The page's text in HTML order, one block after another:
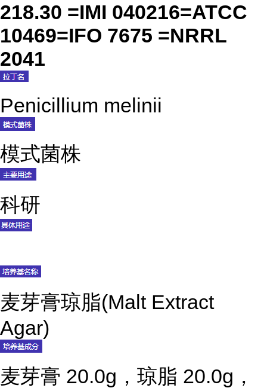
218.30 =IMI 040216=ATCC
10469=IFO 7675 =NRRL
2041
Penicillium melinii
模式菌株
科研
麦芽膏琼脂(Malt Extract
Agar)
麦芽膏 20.0g，琼脂 20.0g，